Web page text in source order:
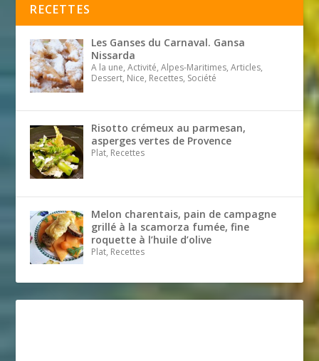
RECETTES
Les Ganses du Carnaval. Gansa
Nissarda
A la une, Activité, Alpes-Maritimes, Articles,
Dessert, Nice, Recettes, Société
Risotto crémeux au parmesan,
asperges vertes de Provence
Plat, Recettes
Melon charentais, pain de campagne
grillé à la scamorza fumée, fine
roquette à l’huile d’olive
Plat, Recettes